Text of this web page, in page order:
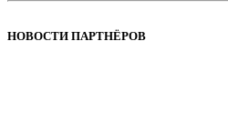
НОВОСТИ ПАРТНЁРОВ